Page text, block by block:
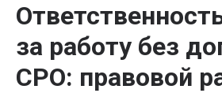
за работу без
СРО: правовой